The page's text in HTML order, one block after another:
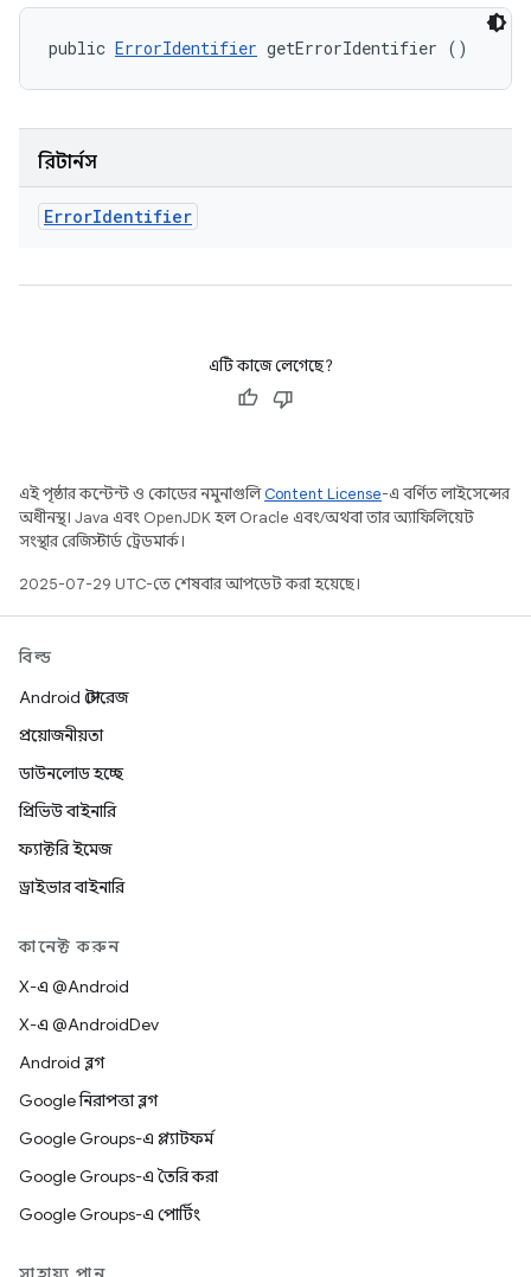
public ErrorIdentifier getErrorIdentifier ()
রিটার্নস
ErrorIdentifier
এটি কাজে লেগেছে?
এই পৃষ্ঠার কন্টেন্ট ও কোডের নমুনাগুলিContent License-এ বর্ণিত লাইসেন্সের
অধীনস্থ। Java এবং OpenJDK হল Oracle এবং/অথবা তার অ্যাফিলিয়েট
সংস্থার রেজিস্টার্ড ট্রেডমার্ক।
2025-07-29 UTC-তে শেষবার আপডেট করা হয়েছে।
বিল্ড
Android স্টোরেজ
প্রয়োজনীয়তা
ডাউনলোড হচ্ছে
প্রিভিউ বাইনারি
ফ্যাক্টরি ইমেজ
ড্রাইভার বাইনারি
কানেক্ট করুন
X-এ @Android
X-এ @AndroidDev
Android ব্লগ
Google নিরাপত্তা ব্লগ
Google Groups-এ প্ল্যাটফর্ম
Google Groups-এ তৈরি করা
Google Groups-এ পোর্টিং